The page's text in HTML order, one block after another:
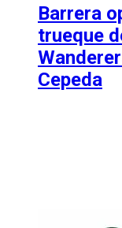
Barrera
trueque
Cepeda